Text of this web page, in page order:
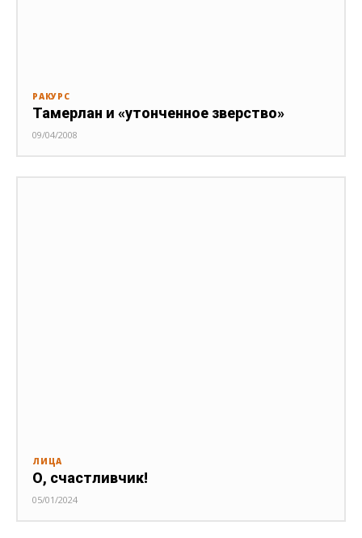
РАКУРС
Тамерлан и «утонченное зверство»
09/04/2008
ЛИЦА
О, счастливчик!
05/01/2024